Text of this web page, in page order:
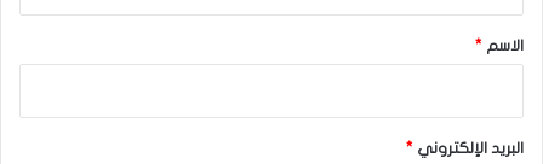
*الاسم *
البريد الإلكتروني *